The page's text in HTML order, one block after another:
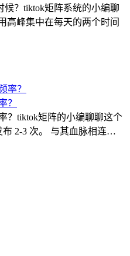
候？tiktok矩阵系统的小编聊
高峰集中在每天的两个时间
？
？tiktok矩阵的小编聊聊这个
布 2-3 次。 与其血脉相连…